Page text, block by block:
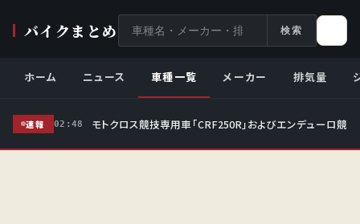
バイクまとめ
イ
内
索
検索
ホーム ニュース 車種一覧 メーカー 排気量
速報 02:48 モトクロス競技専用車「CRF250R」およびエンデューロ競